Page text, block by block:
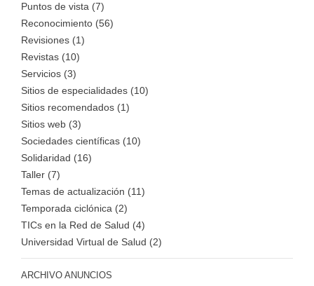
Puntos de vista (7)
Reconocimiento (56)
Revisiones (1)
Revistas (10)
Servicios (3)
Sitios de especialidades (10)
Sitios recomendados (1)
Sitios web (3)
Sociedades científicas (10)
Solidaridad (16)
Taller (7)
Temas de actualización (11)
Temporada ciclónica (2)
TICs en la Red de Salud (4)
Universidad Virtual de Salud (2)
ARCHIVO ANUNCIOS